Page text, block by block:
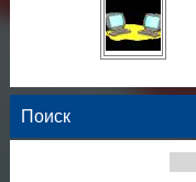
Поиск